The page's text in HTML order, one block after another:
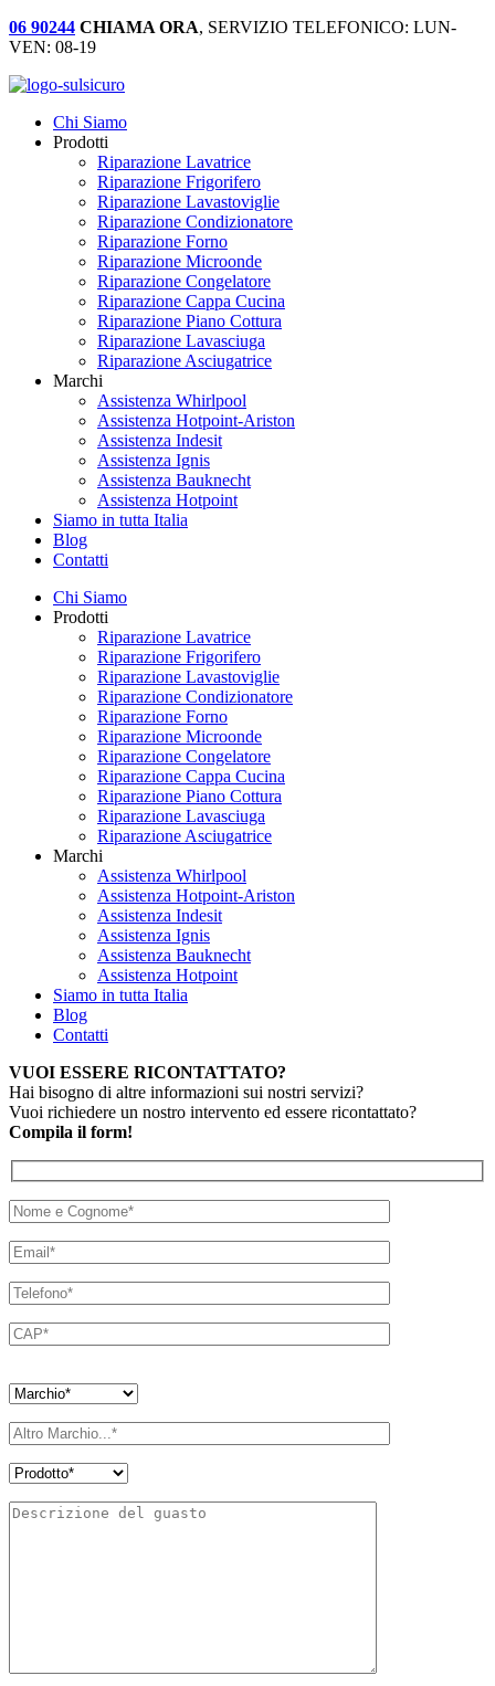
06 90244 CHIAMA ORA, SERVIZIO TELEFONICO: LUN-
VEN: 08-19
Chi Siamo
Prodotti
Riparazione Lavatrice
Riparazione Frigorifero
Riparazione Lavastoviglie
Riparazione Condizionatore
Riparazione Forno
Riparazione Microonde
Riparazione Congelatore
Riparazione Cappa Cucina
Riparazione Piano Cottura
Riparazione Lavasciuga
Riparazione Asciugatrice
Marchi
Assistenza Whirlpool
Assistenza Hotpoint-Ariston
Assistenza Indesit
Assistenza Ignis
Assistenza Bauknecht
Assistenza Hotpoint
Siamo in tutta Italia
Blog
Contatti
Chi Siamo
Prodotti
Riparazione Lavatrice
Riparazione Frigorifero
Riparazione Lavastoviglie
Riparazione Condizionatore
Riparazione Forno
Riparazione Microonde
Riparazione Congelatore
Riparazione Cappa Cucina
Riparazione Piano Cottura
Riparazione Lavasciuga
Riparazione Asciugatrice
Marchi
Assistenza Whirlpool
Assistenza Hotpoint-Ariston
Assistenza Indesit
Assistenza Ignis
Assistenza Bauknecht
Assistenza Hotpoint
Siamo in tutta Italia
Blog
Contatti
VUOI ESSERE RICONTATTATO?
Hai bisogno di altre informazioni sui nostri servizi?
Vuoi richiedere un nostro intervento ed essere ricontattato?
Compila il form!